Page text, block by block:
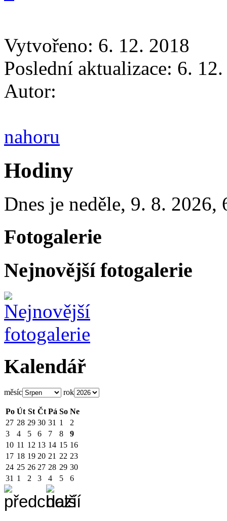
Vytvořeno: 6. 12. 2018
Poslední aktualizace: 6.
Autor:
nahoru
Hodiny
Dnes je neděle, 9. 8. 2026,
Fotogalerie
Nejnovější fotogalerie
Kalendář
měsíc rok
Po Út St Čt Pá So Ne
27 28 29 30 31 1
2
3
4 5 6 7 8
9
10 11 12 13 14 15 16
17 18 19 20 21 22 23
24 25 26 27 28 29 30
31 1 2 3 4 5 6